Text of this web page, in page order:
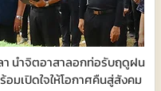
า นำจิตอาสาลอกท่อรับฤดูฝน
มเปิดใจให้โอกาศคืนสู่สังคม